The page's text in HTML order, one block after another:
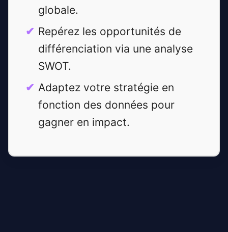
globale.
Repérez les opportunités de
différenciation via une analyse
SWOT.
Adaptez votre stratégie en
fonction des données pour
gagner en impact.